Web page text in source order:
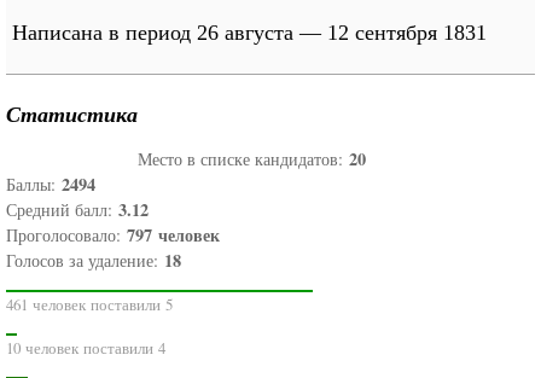
Написана в период 26 августа — 12 сентября 1831
Статистика
Место в списке кандидатов: 20
Баллы: 2494
Средний балл: 3.12
Проголосовало: 797 человек
Голосов за удаление: 18
461 человек поставили 5
10 человек поставили 4